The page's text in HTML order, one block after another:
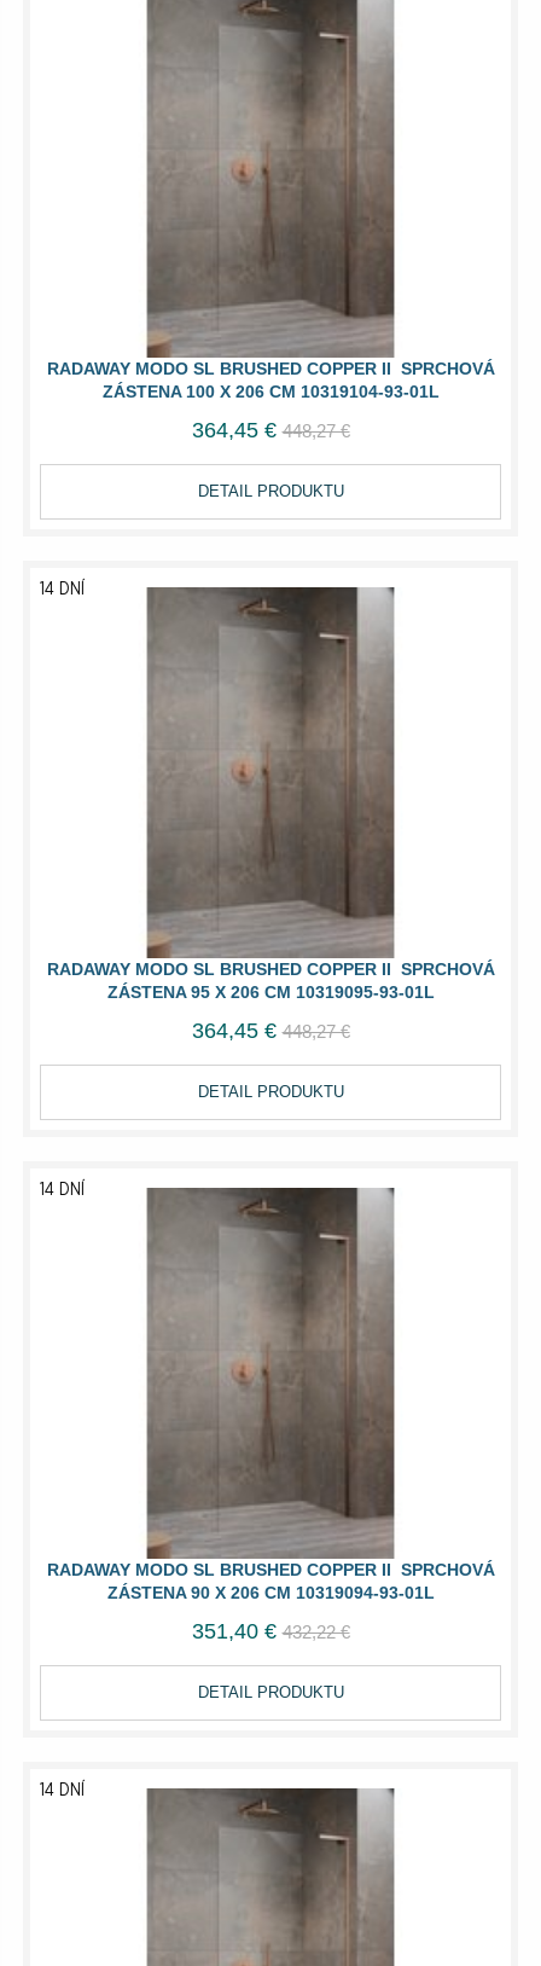
RADAWAY MODO SL BRUSHED COPPER II SPRCHOVÁ
ZÁSTENA 100 X 206 CM 10319104-93-01L
364,45 € 448,27 €
DETAIL PRODUKTU
RADAWAY MODO SL BRUSHED COPPER II SPRCHOVÁ
ZÁSTENA 95 X 206 CM 10319095-93-01L
14 DNÍ
364,45 € 448,27 €
DETAIL PRODUKTU
RADAWAY MODO SL BRUSHED COPPER II SPRCHOVÁ
ZÁSTENA 90 X 206 CM 10319094-93-01L
14 DNÍ
351,40 € 432,22 €
DETAIL PRODUKTU
14 DNÍ